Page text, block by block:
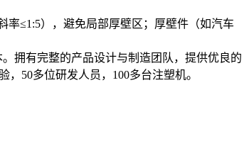
≤1:5），避免局部厚壁区；厚壁件（如汽车
拥有完整的产品设计与制造团队，提供优良的
50多位研发人员，100多台注塑机。